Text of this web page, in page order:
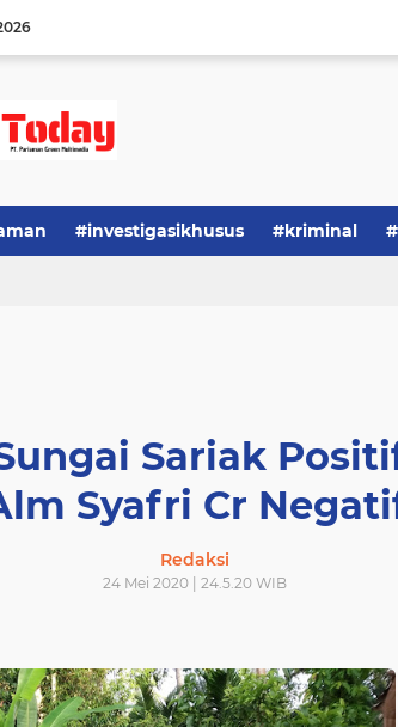
#investigasikhusus #kriminal
Sariak
Syafri Cr
Redaksi
24 Mei 2020 | 24.5.20 WIB